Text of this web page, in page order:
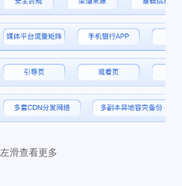
左滑查看更多